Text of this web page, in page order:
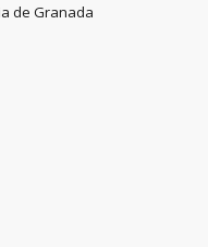
de Granada